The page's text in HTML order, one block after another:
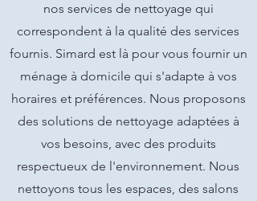
nos services de nettoyage qui
correspondent à la qualité des services
fournis. Simard est là pour vous fournir un
ménage à domicile qui s'adapte à vos
horaires et préférences. Nous proposons
des solutions de nettoyage adaptées à
vos besoins, avec des produits
respectueux de l'environnement. Nous
nettoyons tous les espaces, des salons